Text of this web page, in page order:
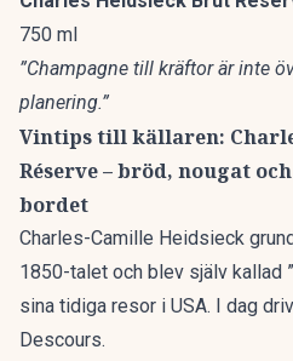
750 ml
”Champagne till kräftor är inte
planering.”
Vintips till källaren:
Réserve – bröd, nougat
bordet
Charles-Camille Heidsieck
1850-talet och blev själv kallad
sina tidiga resor i USA. I dag
Descours.